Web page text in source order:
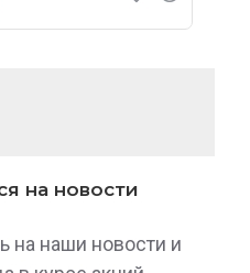
на новости
на наши новости и